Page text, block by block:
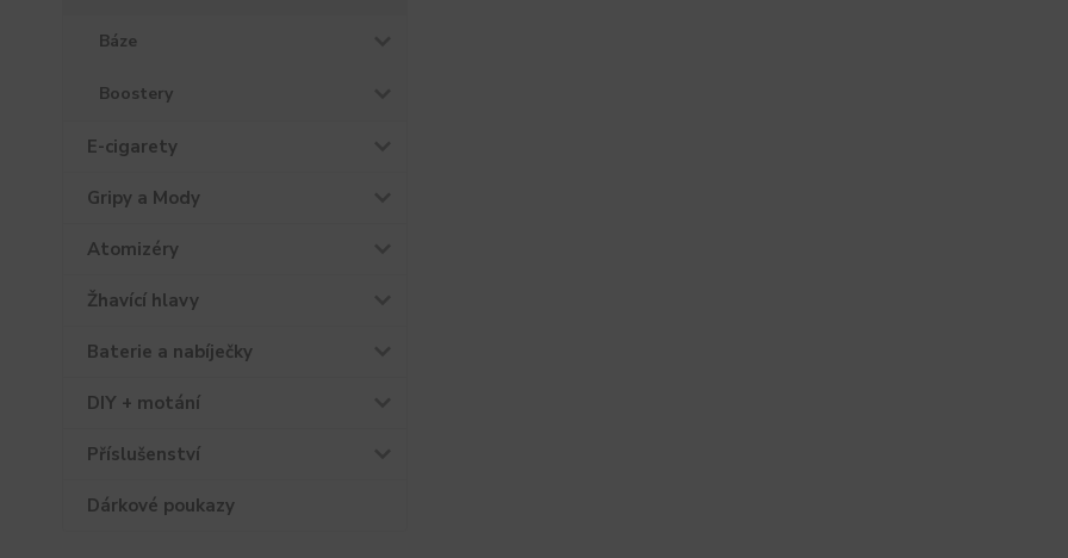
Báze
Boostery
E-cigarety
Gripy a Mody
Atomizéry
Žhavící hlavy
Baterie a nabíječky
DIY + motání
Příslušenství
Dárkové poukazy